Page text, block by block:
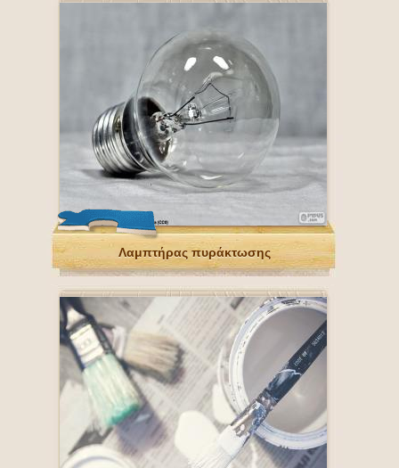
Λαμπτήρας πυράκτωσης